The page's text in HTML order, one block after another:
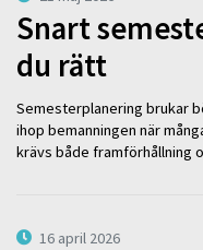
Snart
du rätt
Semesterplanering brukar
ihop bemanningen när
krävs både framförhållning
16 april 2026